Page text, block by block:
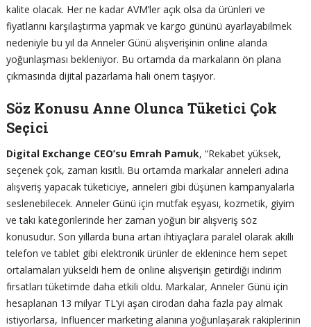
kalite olacak. Her ne kadar AVM’ler açık olsa da ürünleri ve
fiyatlarını karşılaştırma yapmak ve kargo gününü ayarlayabilmek
nedeniyle bu yıl da Anneler Günü alışverişinin online alanda
yoğunlaşması bekleniyor. Bu ortamda da markaların ön plana
çıkmasında dijital pazarlama hali önem taşıyor.
Söz Konusu Anne Olunca Tüketici Çok
Seçici
Digital Exchange CEO’su Emrah Pamuk, “Rekabet yüksek,
seçenek çok, zaman kısıtlı. Bu ortamda markalar anneleri adına
alışveriş yapacak tüketiciye, anneleri gibi düşünen kampanyalarla
seslenebilecek. Anneler Günü için mutfak eşyası, kozmetik, giyim
ve takı kategorilerinde her zaman yoğun bir alışveriş söz
konusudur. Son yıllarda buna artan ihtiyaçlara paralel olarak akıllı
telefon ve tablet gibi elektronik ürünler de eklenince hem sepet
ortalamaları yükseldi hem de online alışverişin getirdiği indirim
fırsatları tüketimde daha etkili oldu. Markalar, Anneler Günü için
hesaplanan 13 milyar TL’yi aşan cirodan daha fazla pay almak
istiyorlarsa, Influencer marketing alanına yoğunlaşarak rakiplerinin